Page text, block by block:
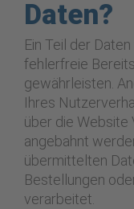
Daten?
Ein Teil der
fehlerfreie
gewährleisten.
Ihres
über die
angebahnt
übermittelten
Bestellungen
verarbeitet.